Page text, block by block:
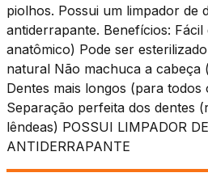
piolhos. Possui um limpador de
antiderrapante. Benefícios:
anatômico) Pode ser
natural Não machuca a cabeça
Dentes mais longos (para todos
Separação perfeita dos dentes
lêndeas) POSSUI LIMPADOR
ANTIDERRAPANTE